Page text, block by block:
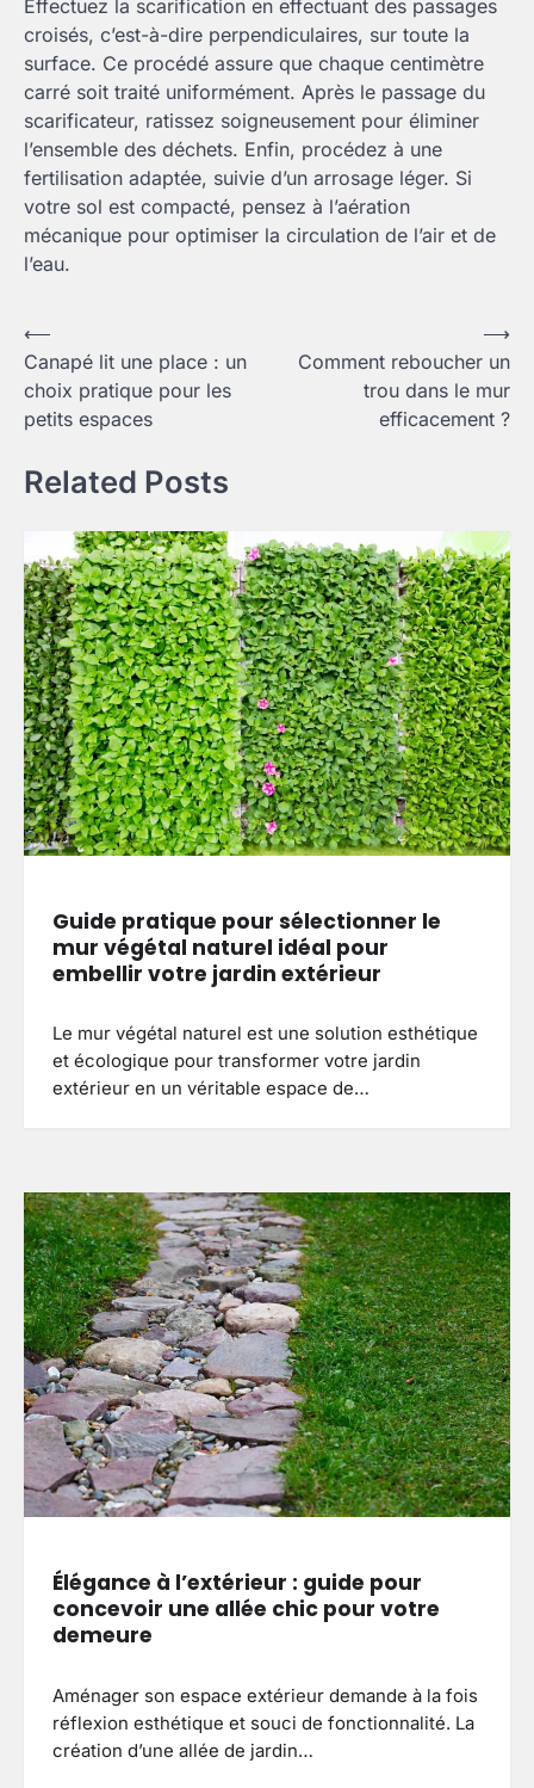
Effectuez la scarification en effectuant des passages
croisés, c’est-à-dire perpendiculaires, sur toute la
surface. Ce procédé assure que chaque centimètre
carré soit traité uniformément. Après le passage du
scarificateur, ratissez soigneusement pour éliminer
l’ensemble des déchets. Enfin, procédez à une
fertilisation adaptée, suivie d’un arrosage léger. Si
votre sol est compacté, pensez à l’aération
mécanique pour optimiser la circulation de l’air et de
l’eau.
Navigation
de
l’article
⟵
Canapé lit une place : un
choix pratique pour les
petits espaces
Comment reboucher un
trou dans le mur
efficacement ?
⟶
Related Posts
Guide pratique pour sélectionner le
mur végétal naturel idéal pour
embellir votre jardin extérieur
Le mur végétal naturel est une solution esthétique
et écologique pour transformer votre jardin
extérieur en un véritable espace de…
Élégance à l’extérieur : guide pour
concevoir une allée chic pour votre
demeure
Aménager son espace extérieur demande à la fois
réflexion esthétique et souci de fonctionnalité. La
création d’une allée de jardin…